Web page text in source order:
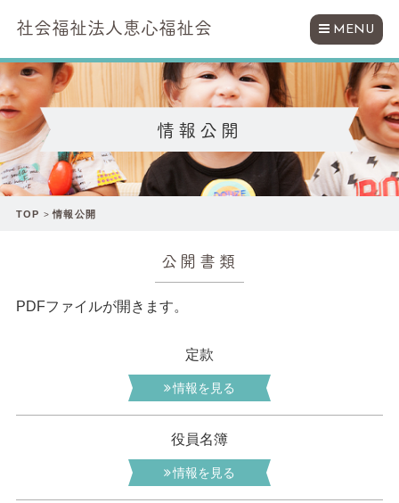
社会福祉法人恵心福祉会 MENU
情報公開
TOP 情報公開
公開書類
PDFファイルが開きます。
定款
情報を見る
役員名簿
情報を見る